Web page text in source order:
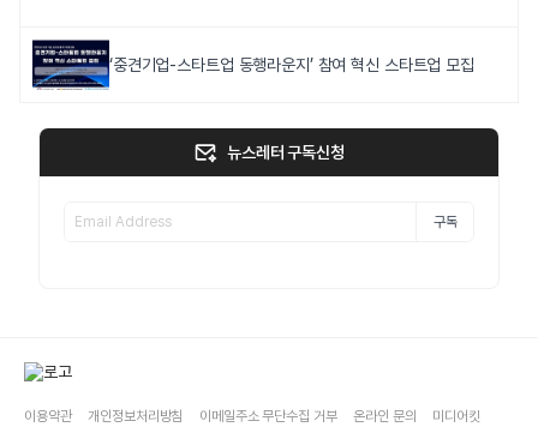
‘중견기업-스타트업 동행라운지’ 참여 혁신 스타트업 모집
뉴스레터 구독신청
구독
이용약관 개인정보처리방침 이메일주소 무단수집 거부 온라인 문의 미디어킷